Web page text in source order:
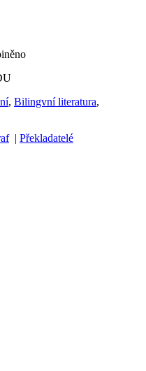
, Bilingvní literatura,
| Překladatelé